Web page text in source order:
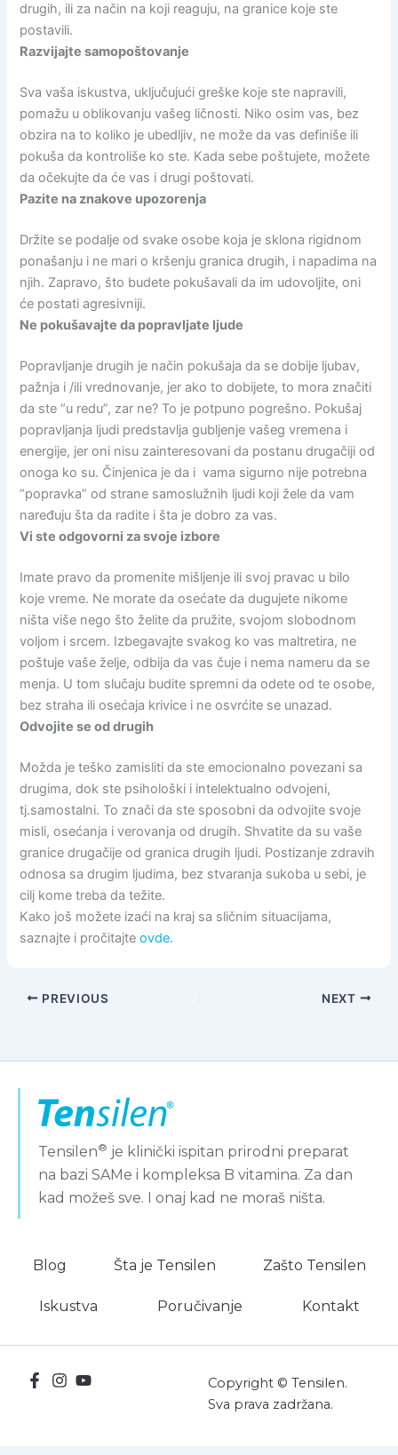
drugih, ili za način na koji reaguju, na granice koje ste
postavili.
Razvijajte samopoštovanje
Sva vaša iskustva, uključujući greške koje ste napravili,
pomažu u oblikovanju vašeg ličnosti. Niko osim vas, bez
obzira na to koliko je ubedljiv, ne može da vas definiše ili
pokuša da kontroliše ko ste. Kada sebe poštujete, možete
da očekujte da će vas i drugi poštovati.
Pazite na znakove upozorenja
Držite se podalje od svake osobe koja je sklona rigidnom
ponašanju i ne mari o kršenju granica drugih, i napadima na
njih. Zapravo, što budete pokušavali da im udovoljite, oni
će postati agresivniji.
Ne pokušavajte da popravljate ljude
Popravljanje drugih je način pokušaja da se dobije ljubav,
pažnja i /ili vrednovanje, jer ako to dobijete, to mora značiti
da ste “u redu”, zar ne? To je potpuno pogrešno. Pokušaj
popravljanja ljudi predstavlja gubljenje vašeg vremena i
energije, jer oni nisu zainteresovani da postanu drugačiji od
onoga ko su. Činjenica je da i vama sigurno nije potrebna
“popravka” od strane samoslužnih ljudi koji žele da vam
naređuju šta da radite i šta je dobro za vas.
Vi ste odgovorni za svoje izbore
Imate pravo da promenite mišljenje ili svoj pravac u bilo
koje vreme. Ne morate da osećate da dugujete nikome
ništa više nego što želite da pružite, svojom slobodnom
voljom i srcem. Izbegavajte svakog ko vas maltretira, ne
poštuje vaše želje, odbija da vas čuje i nema nameru da se
menja. U tom slučaju budite spremni da odete od te osobe,
bez straha ili osećaja krivice i ne osvrćite se unazad.
Odvojite se od drugih
Možda je teško zamisliti da ste emocionalno povezani sa
drugima, dok ste psihološki i intelektualno odvojeni,
tj.samostalni. To znači da ste sposobni da odvojite svoje
misli, osećanja i verovanja od drugih. Shvatite da su vaše
granice drugačije od granica drugih ljudi. Postizanje zdravih
odnosa sa drugim ljudima, bez stvaranja sukoba u sebi, je
cilj kome treba da težite.
Kako još možete izaći na kraj sa sličnim situacijama,
saznajte i pročitajteovde.
PREVIOUS NEXT
Tensilen® je klinički ispitan prirodni preparat
na bazi SAMe i kompleksa B vitamina. Za dan
kad možeš sve. I onaj kad ne moraš ništa.
Blog Šta je Tensilen Zašto Tensilen
Iskustva Poručivanje Kontakt
Copyright © Tensilen.
Sva prava zadržana.